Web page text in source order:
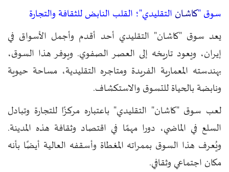
سوق "كاشان التقليدي"؛ القلب النابض للثقافة والتجارة
يعد سوق "كاشان" التقليدي أحد أقدم وأجمل الأسواق في
إيران، ويعود تاريخه إلى العصر الصفوي. ويوفر هذا السوق،
بهندسته المعمارية الفريدة ومتاجره التقليدية، مساحة حيوية
ونابضة بالحياة للتسوق والاستكشاف.
لعب سوق "كاشان" التقليدي" باعتباره مركزًا للتجارة وتبادل
السلع في الماضي، دورا مهمًا في اقتصاد وثقافة هذه المدينة.
ويُعرف هذا السوق بممراته المغطاة وأسقفه العالية أيضًا بأنه
مكان اجتماعي وثقافي.